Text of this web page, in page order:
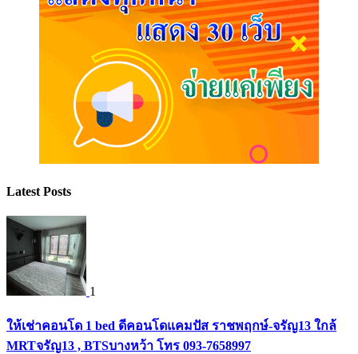
Latest Posts
1
ให้เช่าคอนโด 1 bed ดีคอนโดแคมปัส ราชพฤกษ์-จรัญ13 ใกล้
MRTจรัญ13 , BTSบางหว้า โทร 093-7658997